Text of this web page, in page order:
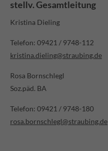
stellv. Gesamtleitung
Kristina Dieling
Telefon: 09421 / 9748-112
kristina.dieling@straubing.de
Rosa Bornschlegl
Soz.päd. BA
Telefon: 09421 / 9748-180
rosa.bornschlegl@straubing.de